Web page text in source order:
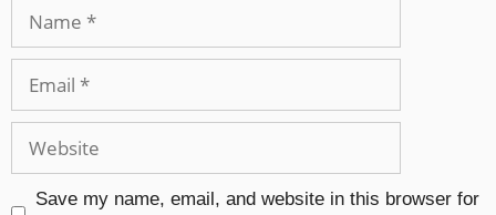
Save my name, email, and website in this browser for